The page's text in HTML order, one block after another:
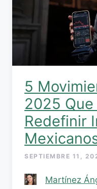
5
2025 Que
Redefinir
SEPTIEMBRE 11,
Martínez